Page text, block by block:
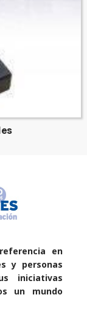
en
y personas
iniciativas
un mundo